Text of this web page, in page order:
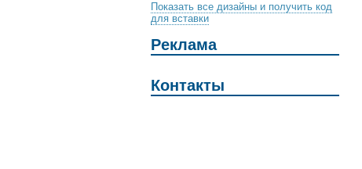
Показать все дизайны и получить код
для вставки
Реклама
Контакты